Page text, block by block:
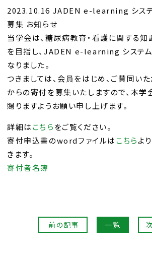
2023.10.16 JADEN e-learning シス
募集 お知らせ
当学会は、糖尿病教育・看護に関する知
を目指し、JADEN e-learning システム
なりました。
つきましては、会員をはじめ、ご賛同い
からの寄付を募集いたしますので、本学
賜りますようお願い申し上げます。
詳細はこちらをご覧ください。
寄付申込書のwordファイルはこちらよ
きます。
寄付者名簿
前の記事 一覧